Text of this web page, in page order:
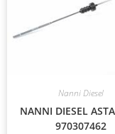
Nanni Diesel
NANNI DIESEL
970307462